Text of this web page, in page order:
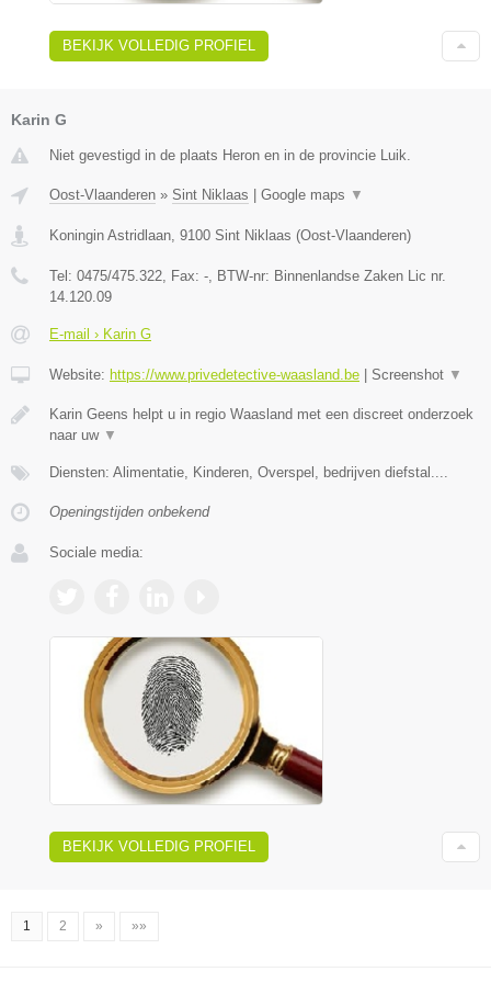
BEKIJK VOLLEDIG PROFIEL
Karin G
Niet gevestigd in de plaats Heron en in de provincie Luik.
Oost-Vlaanderen » Sint Niklaas Google maps ▼
Koningin Astridlaan, 9100 Sint Niklaas (Oost-Vlaanderen)
Tel: 0475/475.322, Fax: -, BTW-nr: Binnenlandse Zaken Lic nr.
14.120.09
E-mail › Karin G
Website: https://www.privedetective-waasland.be Screenshot ▼
Karin Geens helpt u in regio Waasland met een discreet onderzoek
naar uw ▼
Diensten: Alimentatie, Kinderen, Overspel, bedrijven diefstal....
Openingstijden onbekend
Sociale media:
BEKIJK VOLLEDIG PROFIEL
1 2 » »»